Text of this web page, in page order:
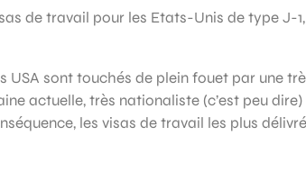
de travail pour les Etats-Unis de type J-
USA sont touchés de plein fouet par une
actuelle, très nationaliste (c’est peu
les visas de travail les plus